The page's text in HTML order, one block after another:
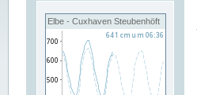
Elbe - Cuxhaven Steubenhöft